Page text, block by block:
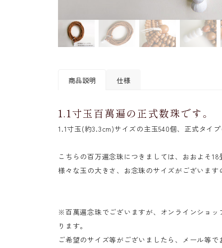
商品説明 仕様
1.1寸玉百萬遍の正式数珠です。
1.1寸玉(約3.3cm)サイズの主玉540個、正式タイプ
こちらの百万遍念珠につきましては、おおよそ18
様々な玉の大きさ、お念珠のサイズがございます
※百萬遍念珠でございますが、オンラインショ
ります。
ご希望のサイズ等がございましたら、メール等
素材
〔玉〕桜(サクラ)
〔房〕綿(メン)
本体サイズ
18畳サイズ
房色
白